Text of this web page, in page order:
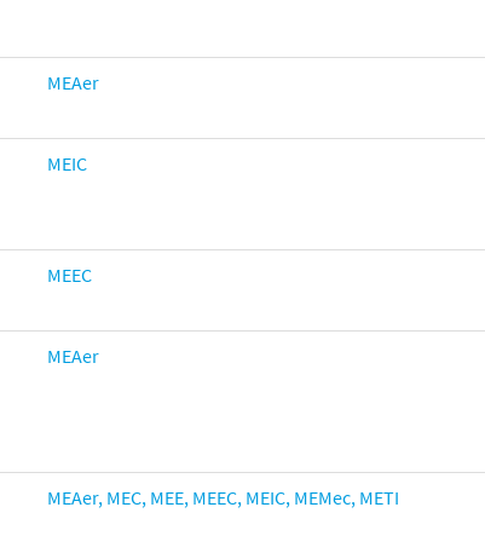
MEAer
MEIC
MEEC
MEAer
MEAer, MEC, MEE, MEEC, MEIC, MEMec, METI